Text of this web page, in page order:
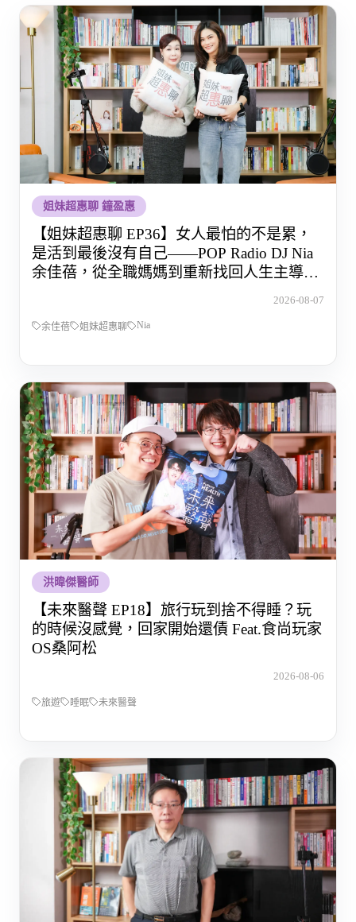
姐妹超惠聊 鐘盈惠
【姐妹超惠聊 EP36】女人最怕的不是累，
是活到最後沒有自己——POP Radio DJ Nia
余佳蓓，從全職媽媽到重新找回人生主導權
2026-08-07
余佳蓓 姐妹超惠聊 Nia
洪暐傑醫師
【未來醫聲 EP18】旅行玩到捨不得睡？玩
的時候沒感覺，回家開始還債 Feat.食尚玩家
OS桑阿松
2026-08-06
旅遊 睡眠 未來醫聲